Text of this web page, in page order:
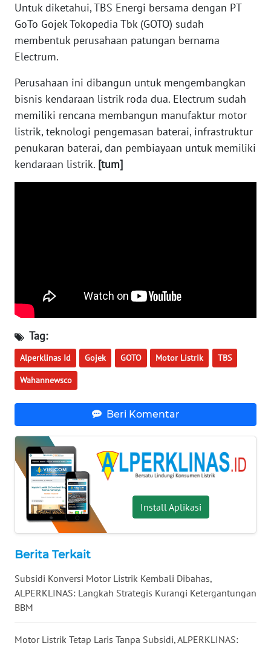
Untuk diketahui, TBS Energi bersama dengan PT
GoTo Gojek Tokopedia Tbk (GOTO) sudah
membentuk perusahaan patungan bernama
Electrum.
Perusahaan ini dibangun untuk mengembangkan
bisnis kendaraan listrik roda dua. Electrum sudah
memiliki rencana membangun manufaktur motor
listrik, teknologi pengemasan baterai, infrastruktur
penukaran baterai, dan pembiayaan untuk memiliki
kendaraan listrik. [tum]
Tag:
Alperklinas Id Gojek GOTO Motor Listrik TBS
Wahannewsco
Beri Komentar
Install Aplikasi
Berita Terkait
Subsidi Konversi Motor Listrik Kembali Dibahas,
ALPERKLINAS: Langkah Strategis Kurangi Ketergantungan
BBM
Motor Listrik Tetap Laris Tanpa Subsidi, ALPERKLINAS:
WN
SULTENG
SULBAR
WN
BABEL
WN
WN
LAMPUNG
WN
JATENG
WN
WN
WN
JATIM
WN
BALI
KALBAR
KALTENG